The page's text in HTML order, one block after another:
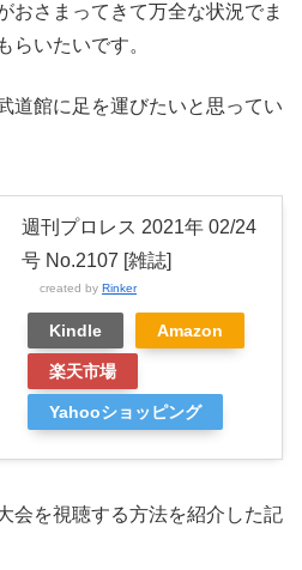
おさまってきて万全な状況でま
らいたいです。
道館に足を運びたいと思ってい
週刊プロレス 2021年 02/24
号 No.2107 [雑誌]
created by Rinker
Kindle Amazon
楽天市場
Yahooショッピング
会を視聴する方法を紹介した記